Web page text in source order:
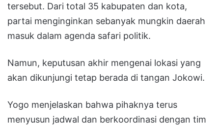
tersebut. Dari total 35 kabupaten dan kota,
partai menginginkan sebanyak mungkin daerah
masuk dalam agenda safari politik.
Namun, keputusan akhir mengenai lokasi yang
akan dikunjungi tetap berada di tangan Jokowi.
Yogo menjelaskan bahwa pihaknya terus
menyusun jadwal dan berkoordinasi dengan tim